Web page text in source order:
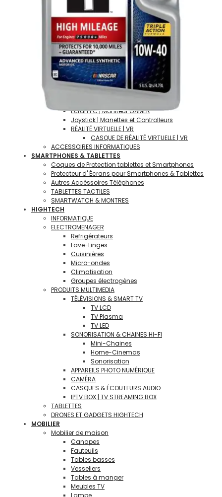
Antivirus
VIDÉOPROJECTEURS
RÉSEAUX & INTERNET
STARLINK | ÉQUIPEMENTS & ACCÉSSOIRES
Serveurs NAS
Routeurs
Clés WIFI & Répétiteurs de Signal
GAMING | L' UNIVERS DU JEU VIDÉO
Consoles et jeux Vidéos
PC Ordinateur Fixe pour GAMER
Écran PC | Moniteur GAMER
Joystick | Manettes et Controlleurs
RÉALITÉ VIRTUELLE | VR
CASQUE DE RÉALITÉ VIRTUELLE | VR
ACCESSOIRES INFORMATIQUES
SMARTPHONES & TABLETTES
Coques de Protection tablettes et Smartphones
Protecteur d' Écrans pour Smartphones & Tablettes
Autres Accéssoires Téléphones
TABLETTES TACTILES
SMARTWATCH & MONTRES
HIGHTECH
INFORMATIQUE
ELECTROMENAGER
Refrigérateurs
Lave-Linges
Cuisinières
Micro-ondes
Climatisation
Groupes électrogènes
PRODUITS MULTIMEDIA
TÉLÉVISIONS & SMART TV
TV LCD
TV Plasma
TV LED
SONORISATION & CHAINES HI-FI
Mini-Chaines
Home-Cinemas
Sonorisation
APPAREILS PHOTO NUMÉRIQUE
CAMÉRA
CASQUES & ÉCOUTEURS AUDIO
IPTV BOX | TV STREAMING BOX
TABLETTES
DRONES ET GADGETS HIGHTECH
MOBILIER
Mobilier de maison
Canapes
Fauteuils
Tables basses
Vesseliers
Tables à manger
Meubles TV
Lampe